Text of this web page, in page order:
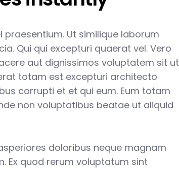
Ut similique laborum
Qui qui excepturi quaerat vel. Vero
aut dignissimos voluptatem sit ut
totam est excepturi architecto
corrupti et et qui eum. Eum totam
non voluptatibus beatae ut aliquid
doloribus neque magnam
Ex quod rerum voluptatum sint